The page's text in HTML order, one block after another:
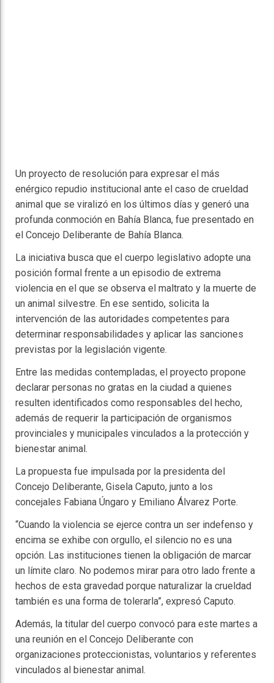
Un proyecto de resolución para expresar el más
enérgico repudio institucional ante el caso de crueldad
animal que se viralizó en los últimos días y generó una
profunda conmoción en Bahía Blanca, fue presentado en
el Concejo Deliberante de Bahía Blanca.
La iniciativa busca que el cuerpo legislativo adopte una
posición formal frente a un episodio de extrema
violencia en el que se observa el maltrato y la muerte de
un animal silvestre. En ese sentido, solicita la
intervención de las autoridades competentes para
determinar responsabilidades y aplicar las sanciones
previstas por la legislación vigente.
Entre las medidas contempladas, el proyecto propone
declarar personas no gratas en la ciudad a quienes
resulten identificados como responsables del hecho,
además de requerir la participación de organismos
provinciales y municipales vinculados a la protección y
bienestar animal.
La propuesta fue impulsada por la presidenta del
Concejo Deliberante, Gisela Caputo, junto a los
concejales Fabiana Úngaro y Emiliano Álvarez Porte.
“Cuando la violencia se ejerce contra un ser indefenso y
encima se exhibe con orgullo, el silencio no es una
opción. Las instituciones tienen la obligación de marcar
un límite claro. No podemos mirar para otro lado frente a
hechos de esta gravedad porque naturalizar la crueldad
también es una forma de tolerarla”, expresó Caputo.
Además, la titular del cuerpo convocó para este martes a
una reunión en el Concejo Deliberante con
organizaciones proteccionistas, voluntarios y referentes
vinculados al bienestar animal.